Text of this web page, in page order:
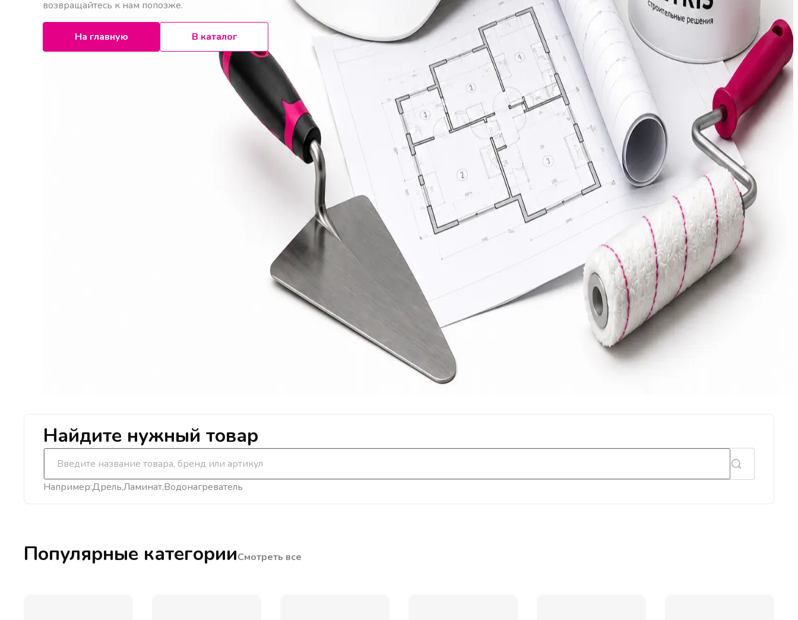
возвращайтесь к нам попозже.
На главную В каталог
Найдите нужный товар
Например:ДрельЛаминатВодонагреватель
Популярные категорииСмотреть все